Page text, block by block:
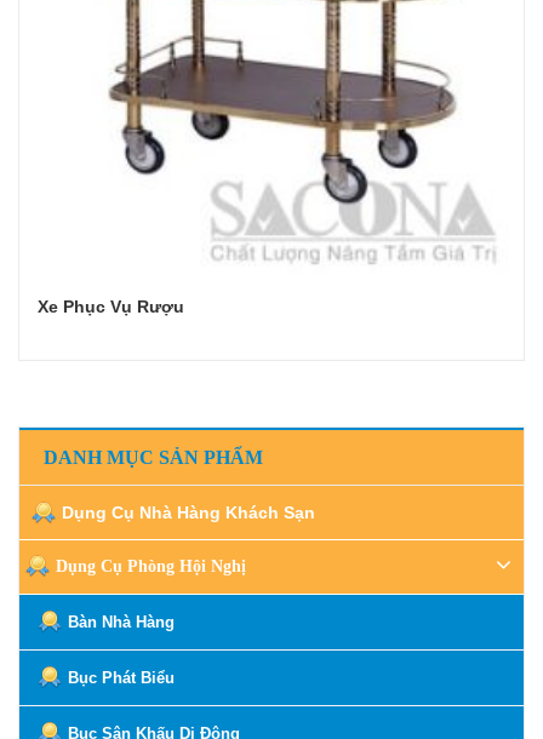
Xe Phục Vụ Rượu
DANH MỤC SẢN PHẨM
Dụng Cụ Nhà Hàng Khách Sạn
Dụng Cụ Phòng Hội Nghị
Bàn Nhà Hàng
Bục Phát Biểu
Bục Sân Khấu Di Động